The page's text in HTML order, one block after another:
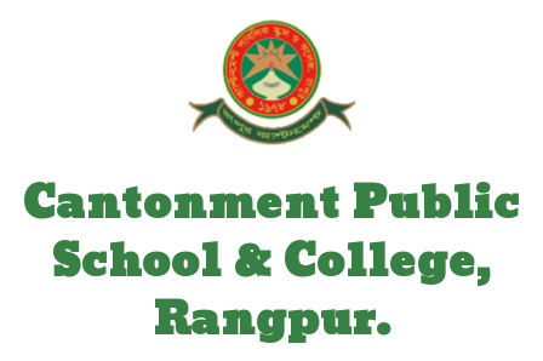
Cantonment Public
School & College,
Rangpur.